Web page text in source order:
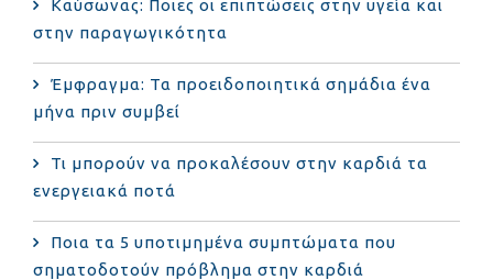
Καύσωνας: Ποιες οι επιπτώσεις στην υγεία και
στην παραγωγικότητα
Έμφραγμα: Τα προειδοποιητικά σημάδια ένα
μήνα πριν συμβεί
Τι μπορούν να προκαλέσουν στην καρδιά τα
ενεργειακά ποτά
Ποια τα 5 υποτιμημένα συμπτώματα που
σηματοδοτούν πρόβλημα στην καρδιά